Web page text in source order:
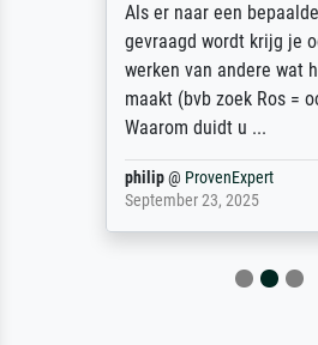
Als er naar een bepaalde
gevraagd wordt krijg je
werken van andere wat
maakt (bvb zoek Ros = ook
Waarom duidt u ...
philip@ProvenExpert
September 23, 2025